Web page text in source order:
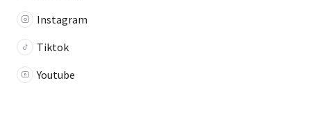
Instagram
Tiktok
Youtube